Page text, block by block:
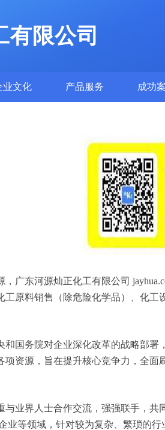
有限公司
业文化 产品服务 成功
广东河源灿正化工有限公司
原料销售（除危险化学品）、化
和国务院对企业深化改革的战略部
资源，旨在提升核心竞争力，全
与业界人士合作交流，强强联手，
业等领域，针对较为复杂、繁琐的